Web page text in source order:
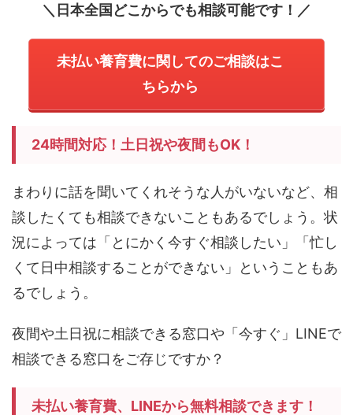
＼日本全国どこからでも相談可能です！／
未払い養育費に関してのご相談はこ
ちらから
24時間対応！土日祝や夜間もOK！
まわりに話を聞いてくれそうな人がいないなど、相
談したくても相談できないこともあるでしょう。状
況によっては「とにかく今すぐ相談したい」「忙し
くて日中相談することができない」ということもあ
るでしょう。
夜間や土日祝に相談できる窓口や「今すぐ」LINEで
相談できる窓口をご存じですか？
未払い養育費、LINEから無料相談できます！